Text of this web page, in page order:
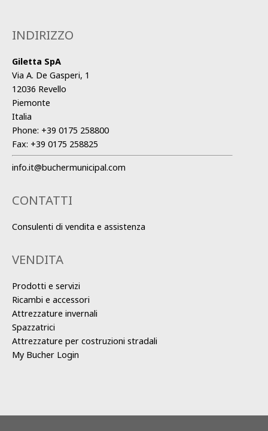
INDIRIZZO
Giletta SpA
Via A. De Gasperi, 1
12036 Revello
Piemonte
Italia
Phone: +39 0175 258800
Fax: +39 0175 258825
info.it@buchermunicipal.com
CONTATTI
Consulenti di vendita e assistenza
VENDITA
Prodotti e servizi
Ricambi e accessori
Attrezzature invernali
Spazzatrici
Attrezzature per costruzioni stradali
My Bucher Login